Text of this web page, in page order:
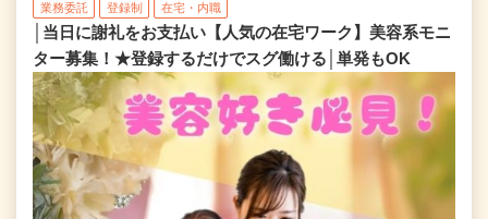
業務委託 登録制 在宅・内職
│当日に謝礼をお支払い【人気の在宅ワーク】美容系モニ
ター募集！★登録するだけでスグ働ける│単発もOK